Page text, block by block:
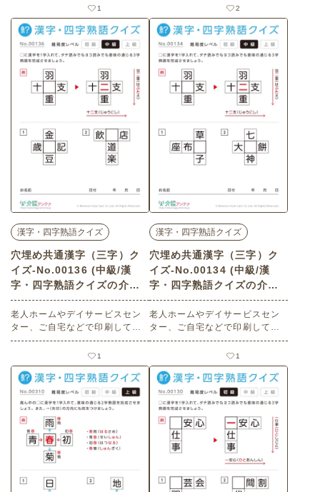
け介護レク素材（漢字・四字熟
語クイズ・中級）です。
1
け介護レク素材（漢字・四字熟
語クイズ・初級）です。
2
漢字・四字熟語クイズ
穴埋め共通漢字（三字）ク
イズ-No.00136 (中級/漢
字・四字熟語クイズの介護
レク素材)
老人ホームやデイサービスセン
ター、ご自宅などで印刷してお
使いいただける無料の高齢者向
け介護レク素材（漢字・四字熟
語クイズ・中級）です。
1
漢字・四字熟語クイズ
穴埋め共通漢字（三字）ク
イズ-No.00134 (中級/漢
字・四字熟語クイズの介護
レク素材)
老人ホームやデイサービスセン
ター、ご自宅などで印刷してお
使いいただける無料の高齢者向
け介護レク素材（漢字・四字熟
語クイズ・中級）です。
1